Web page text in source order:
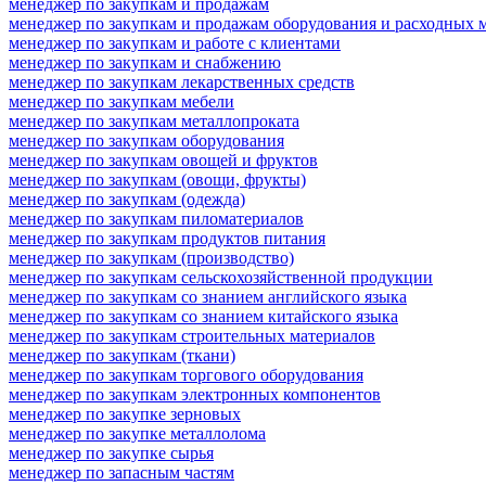
менеджер по закупкам и продажам оборудования и расходных
менеджер по закупкам и работе с клиентами
менеджер по закупкам и снабжению
менеджер по закупкам лекарственных средств
менеджер по закупкам мебели
менеджер по закупкам металлопроката
менеджер по закупкам оборудования
менеджер по закупкам овощей и фруктов
менеджер по закупкам (овощи, фрукты)
менеджер по закупкам (одежда)
менеджер по закупкам пиломатериалов
менеджер по закупкам продуктов питания
менеджер по закупкам (производство)
менеджер по закупкам сельскохозяйственной продукции
менеджер по закупкам со знанием английского языка
менеджер по закупкам со знанием китайского языка
менеджер по закупкам строительных материалов
менеджер по закупкам (ткани)
менеджер по закупкам торгового оборудования
менеджер по закупкам электронных компонентов
менеджер по закупке зерновых
менеджер по закупке металлолома
менеджер по закупке сырья
менеджер по запасным частям